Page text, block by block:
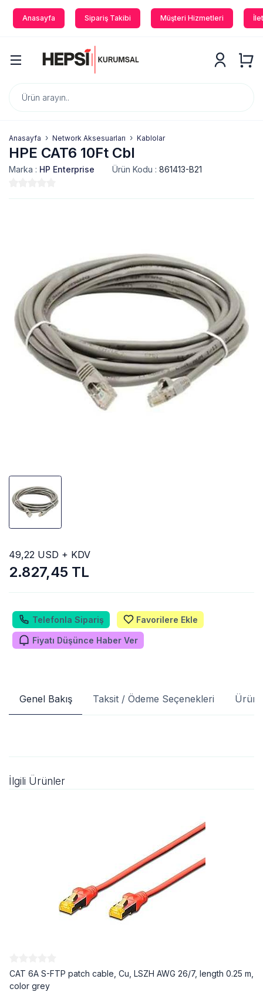
Anasayfa Sipariş Takibi Müşteri Hizmetleri
Anasayfa Network Aksesuarları Kablolar
HPE CAT6 10Ft Cbl
Marka : HP Enterprise Ürün Kodu : 861413-B21
2.827,45 TL
49,22 USD + KDV
Telefonla Sipariş Favorilere Ekle
Fiyatı Düşünce Haber Ver
Genel Bakış Taksit / Ödeme Seçenekleri Ürün
İlgili Ürünler
CAT 6A S-FTP patch cable, Cu, LSZH AWG 26/7, length 0.25 m,
color grey